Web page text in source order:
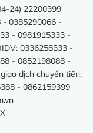
24) 22200399
- 0385290066 -
- 0981915333 -
0336258333 -
- 0852198088 -
dịch chuyển tiền:
- 0862159399